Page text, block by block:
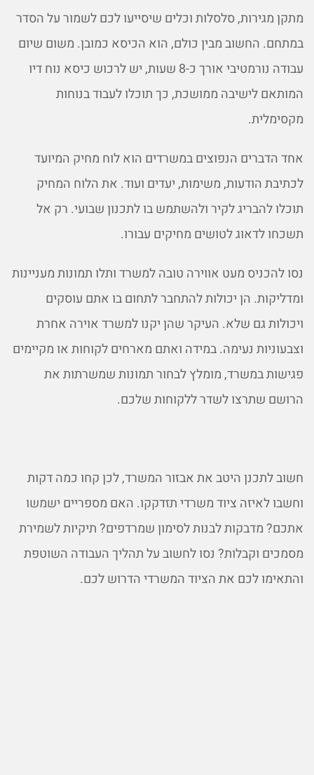
מתקן מגירות, סלסלות וכלים שיסייעו לכם לשמור על הסדר
במתחם. החשוב מבין כולם, הוא הכיסא כמובן. משום שיום
עבודה נורמטיבי אורך כ-8 שעות, יש לרכוש כיסא נוח דיו
המותאם לישיבה ממושכת, כך תוכלו לעבוד בנוחות
מקסימלית.
אחד הדברים הנפוצים במשרדים הוא לוח מחיק המיועד
לכתיבת הודעות, משימות, יעדים ועוד. את הלוח המחיק
תוכלו להבריג לקיר ולהשתמש בו לתכנון שבועי. רק אל
תשכחו לדאוג לטושים מחיקים עבורו.
נסו להכניס מעט אווירה טובה למשרד ותלו תמונות מעניינות
ומדליקות. הן יכולות להתחבר לתחום בו אתם עוסקים
ויכולות גם שלא. העיקר שהן יקנו למשרד אוירה אחרת
וצבעוניות נעימה. במידה ואתם מארחים לקוחות או מקיימים
פגישות במשרד, מומלץ לבחור תמונות שמשרתות את
הרושם שתרצו לשדר ללקוחות שלכם.
חשוב לתכנן היטב את אבזור המשרד, לכן קחו כמה דקות
וחשבו לאיזה ציוד משרדי תזדקקו. האם מספריים ישמשו
אתכם? מדבקות לבנות לסימון שמרדפים? תיקיות לשמירת
מסמכים וקבלות? נסו לחשוב על תהליך העבודה השוטפת
והתאימו לכם את הציוד המשרדי הדרוש לכם.